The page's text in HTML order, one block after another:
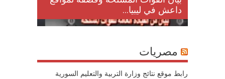
داعش في ليبيا...
مصريات
رابط موقع نتائج وزارة التربية والتعليم السورية